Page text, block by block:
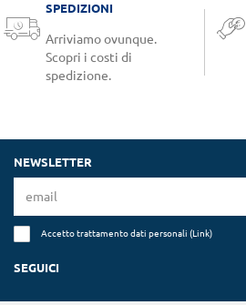
SPEDIZIONI
Arriviamo ovunque.
Scopri i costi di
spedizione.
NEWSLETTER
Accetto trattamento dati personali (Link)
SEGUICI